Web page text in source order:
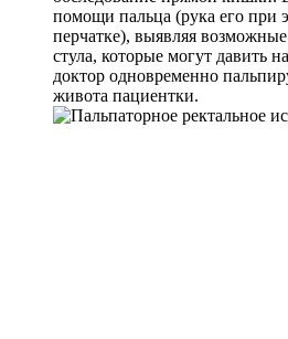
помощи пальца (рука его при
перчатке), выявляя
стула, которые могут давить
доктор одновременно
живота пациентки.